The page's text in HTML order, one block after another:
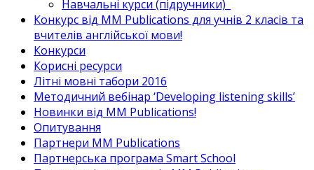
Навчальні курси (підручники)_
Конкурс від MM Publications для учнів 2 класів та
вчителів англійської мови!
Конкурси
Корисні ресурси
Літні мовні табори 2016
Методичний вебінар ‘Developing listening skills’
Новинки від MM Publications!
Опитування
Партнери MM Publications
Партнерська програма Smart School